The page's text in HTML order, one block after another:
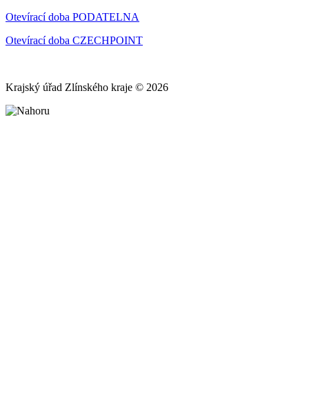
Otevírací doba PODATELNA
Otevírací doba CZECHPOINT
Krajský úřad Zlínského kraje © 2026